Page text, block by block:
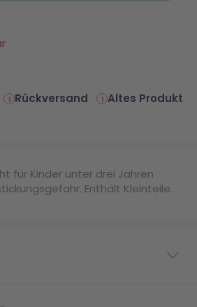
Rückversand
Altes Produkt
für Kinder unter drei Jahren
Enthält Kleinteile.